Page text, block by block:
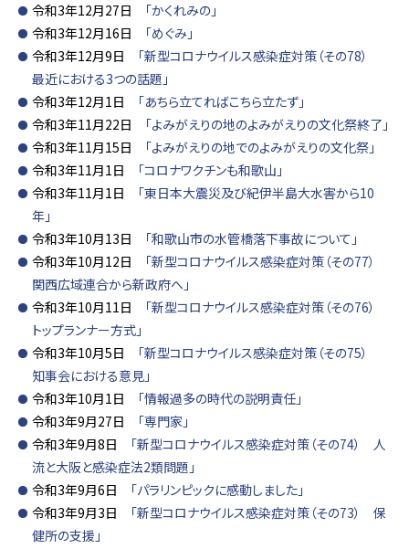
令和3年12月27日 「かくれみの」
令和3年12月16日 「めぐみ」
令和3年12月9日 「新型コロナウイルス感染症対策（その78）
最近における3つの話題」
令和3年12月1日 「あちら立てればこちら立たず」
令和3年11月22日 「よみがえりの地のよみがえりの文化祭終了」
令和3年11月15日 「よみがえりの地でのよみがえりの文化祭」
令和3年11月1日 「コロナワクチンも和歌山」
令和3年11月1日 「東日本大震災及び紀伊半島大水害から10
年」
令和3年10月13日 「和歌山市の水管橋落下事故について」
令和3年10月12日 「新型コロナウイルス感染症対策（その77）
関西広域連合から新政府へ」
令和3年10月11日 「新型コロナウイルス感染症対策（その76）
トップランナー方式」
令和3年10月5日 「新型コロナウイルス感染症対策（その75）
知事会における意見」
令和3年10月1日 「情報過多の時代の説明責任」
令和3年9月27日 「専門家」
令和3年9月8日 「新型コロナウイルス感染症対策（その74） 人
流と大阪と感染症法2類問題」
令和3年9月6日 「パラリンピックに感動しました」
令和3年9月3日 「新型コロナウイルス感染症対策（その73） 保
健所の支援」